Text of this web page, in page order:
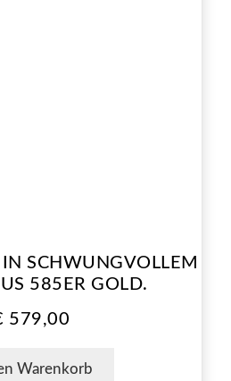
SCHWUNGVOLLEM
585ER GOLD.
579,00
Warenkorb